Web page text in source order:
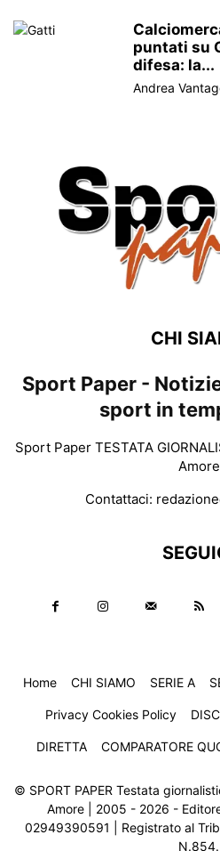
puntati su
difesa: la...
Andrea
CHI
Sport Paper -
sport in
Sport Paper TESTATA
Amore
Contattaci:
Home CHI SIAMO SERIE A
Privacy Cookies Policy
DIRETTA COMPARATORE
© SPORT PAPER Testata
Amore | 2005 - 2026 -
02949390591 | Registrato al
N.854.